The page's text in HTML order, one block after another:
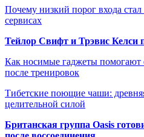
Почему низкий порог входа
сервисах
Тейлор Свифт и Трэвис Келси
Как носимые гаджеты помогают
после тренировок
Тибетские поющие чаши:
целительной силой
Британская группа Oasis